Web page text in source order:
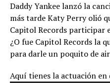
Daddy Yankee lanzó la
más tarde Katy Perry olió
Capitol Records participar
¿O fue Capitol Records la
para darle un poquito de
Aquí tienes la actuación